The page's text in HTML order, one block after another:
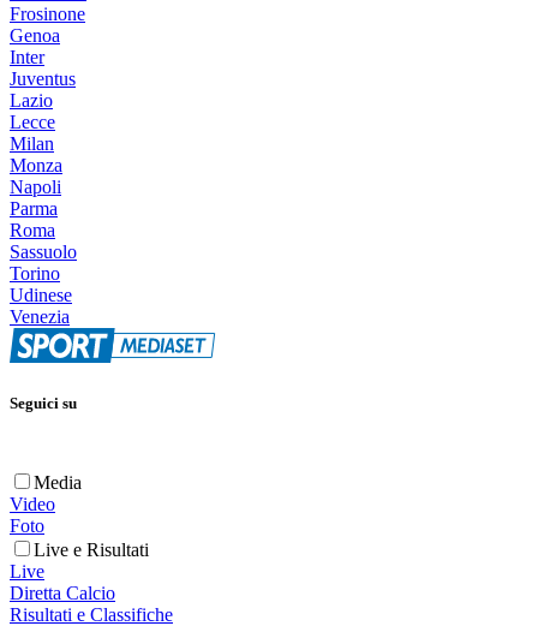
Frosinone
Genoa
Inter
Juventus
Lazio
Lecce
Milan
Monza
Napoli
Parma
Roma
Sassuolo
Torino
Udinese
Venezia
Seguici su
Media
Video
Foto
Live e Risultati
Live
Diretta Calcio
Risultati e Classifiche